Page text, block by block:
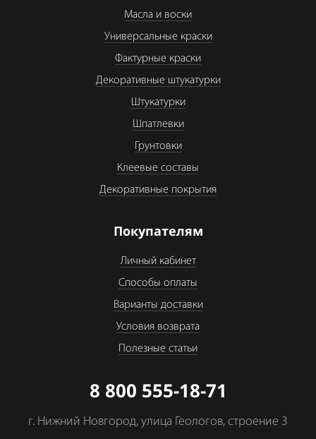
Масла и воски
Универсальные краски
Фактурные краски
Декоративные штукатурки
Штукатурки
Шпатлевки
Грунтовки
Клеевые составы
Декоративные покрытия
Покупателям
Личный кабинет
Способы оплаты
Варианты доставки
Условия возврата
Полезные статьи
8 800 555-18-71
г. Нижний Новгород, улица Геологов, строение 3